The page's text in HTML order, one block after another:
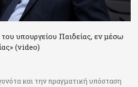
του υπουργείου Παιδείας, εν μέσω
(video)
και την πραγματική υπόσταση